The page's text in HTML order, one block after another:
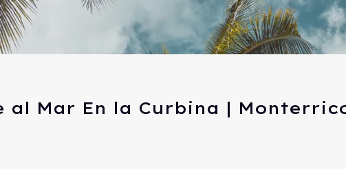
al Mar En la Curbina |